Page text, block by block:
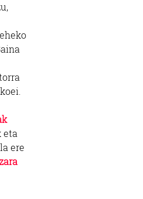
eta
ere